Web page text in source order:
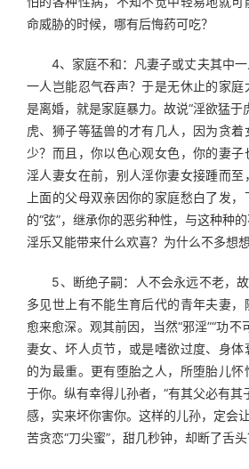
命威胁的时候，哪有后悔药可吃？
4、家庭不和：凡妻子或丈夫其中一
一人岂能忍气吞声？于是无休止的家
是离婚，就是家庭暴力。故说“淫欲猛
虎、狮子等猛兽的才有几人，因为贪
少？而且，你以色心观女色，你的妻
淫人妻女在前，别人淫你妻女接踵而至
上面的父母双亲因你的家庭愁白了发
的“弦”，继承你的恶劣种性，与这种种
淫乐又能带来什么欢喜？为什么不多想想
5、断绝子嗣：人不会永远不老，故
多见世上有不能生育后代的青年夫妻
愈来愈深。观其前因，当然“邪淫”“功
妻女、坏人贞节，或是嗜欲过度、身
的为最重。更有堕胎之人，所堕胎儿
于你。纵有幸得儿孙者，“有其父必有其
感，实来坏你害你。这样的儿孙，定会
苦贪恋“刀尖蜜”，甜几秒钟，却断了舌头